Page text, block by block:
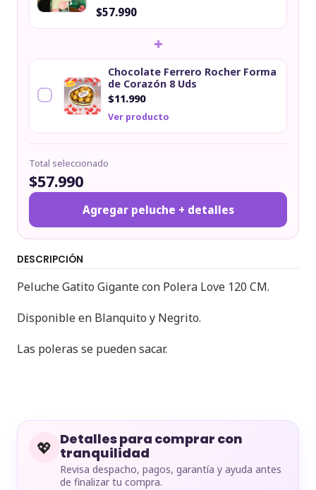
$57.990
+
Chocolate Ferrero Rocher Forma
de Corazón 8 Uds
$11.990
Ver producto
Total seleccionado
$57.990
Agregar peluche + detalles
DESCRIPCIÓN
Peluche Gatito Gigante con Polera Love 120 CM.
Disponible en Blanquito y Negrito.
Las poleras se pueden sacar.
💖 Detalles para comprar con
tranquilidad
Revisa despacho, pagos, garantía y ayuda antes
de finalizar tu compra.